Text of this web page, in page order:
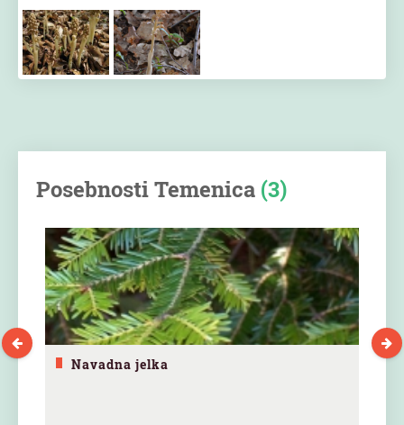
Posebnosti Temenica (3)
Navadna jelka